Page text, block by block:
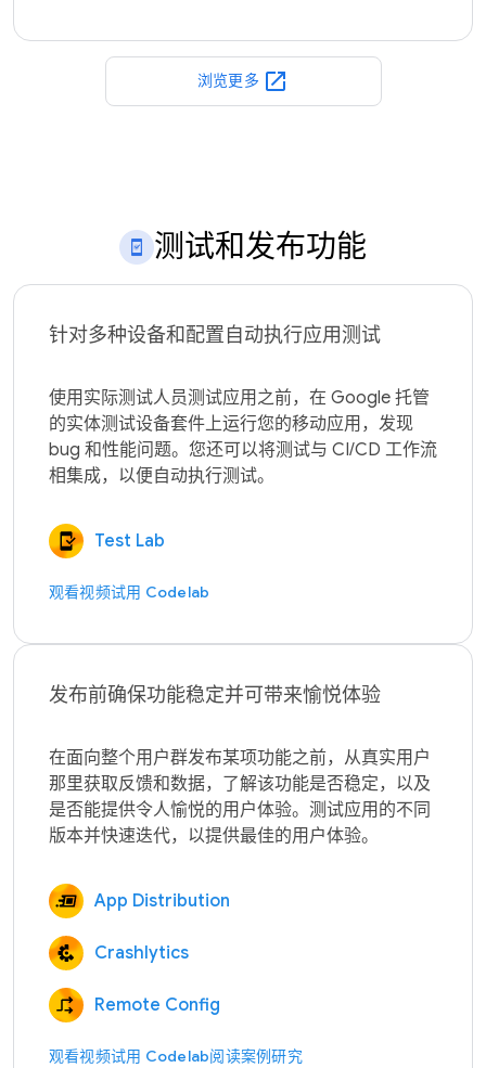
浏览更多 open_in_new
测试和发布功能
针对多种设备和配置自动执行应用测试
使用实际测试人员测试应用之前，在 Google 托管
的实体测试设备套件上运行您的移动应用，发现
bug 和性能问题。您还可以将测试与 CI/CD 工作流
Test Lab
观看视频试用 Codelab
发布前确保功能稳定并可带来愉悦体验
在面向整个用户群发布某项功能之前，从真实用户
那里获取反馈和数据，了解该功能是否稳定，以及
是否能提供令人愉悦的用户体验。测试应用的不同
App Distribution
Crashlytics
Remote Config
观看视频试用 Codelab阅读案例研究